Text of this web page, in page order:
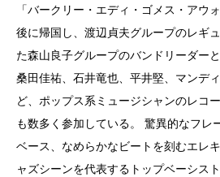
「バークリー・エディ・ゴメス・アウ
後に帰国し、渡辺貞夫グループのレギ
た森山良子グループのバンドリーダー
桑田佳祐、石井竜也、平井堅、マンデ
ど、ポップス系ミュージシャンのレコ
も数多く参加している。 驚異的なフレ
ベース、なめらかなビートを刻むエレ
ャズシーンを代表するトップベーシス